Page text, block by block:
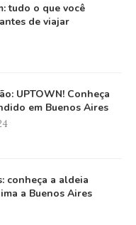
tudo o que você
de viajar
UPTOWN! Conheça
em Buenos Aires
conheça a aldeia
a Buenos Aires